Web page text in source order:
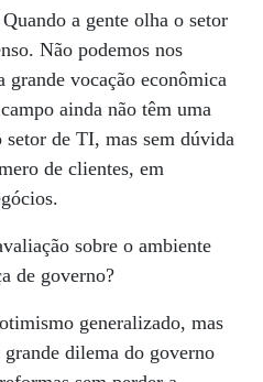
a gente olha o setor
Não podemos nos
grande vocação econômica
ainda não têm uma
de TI, mas sem dúvida
de clientes, em
sobre o ambiente
de governo?
generalizado, mas
grande dilema do governo